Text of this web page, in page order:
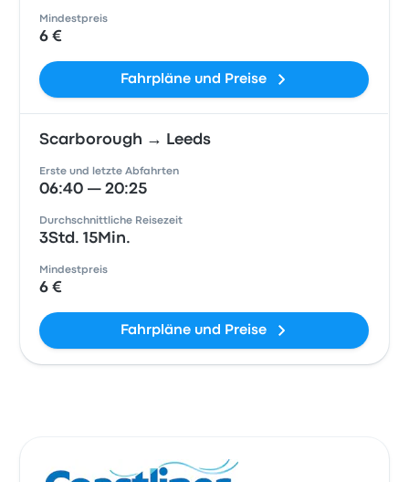
Mindestpreis
6 €
Fahrpläne und Preise
Scarborough → Leeds
Erste und letzte Abfahrten
06:40 — 20:25
Durchschnittliche Reisezeit
3Std. 15Min.
Mindestpreis
6 €
Fahrpläne und Preise